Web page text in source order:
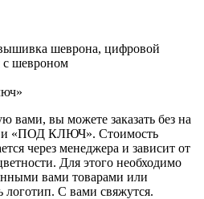
шеврона, цифровой
с шевроном
вы можете заказать без на
и «ПОД КЛЮЧ». Стоимость
через менеджера и зависит от
Для этого необходимо
вами товарами или
логотип. С вами свяжутся.